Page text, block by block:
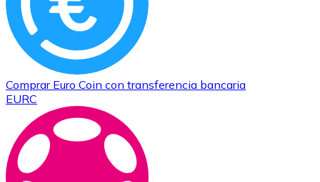
Comprar Euro Coin con transferencia bancaria
EURC